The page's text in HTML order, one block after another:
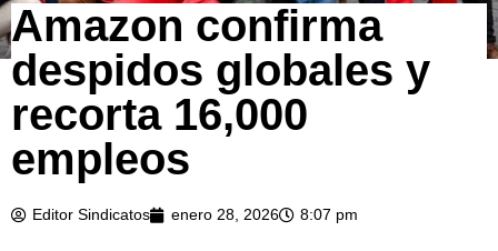
Amazon confirma
despidos globales y
recorta 16,000
empleos
Editor Sindicatos enero 28, 2026 8:07 pm